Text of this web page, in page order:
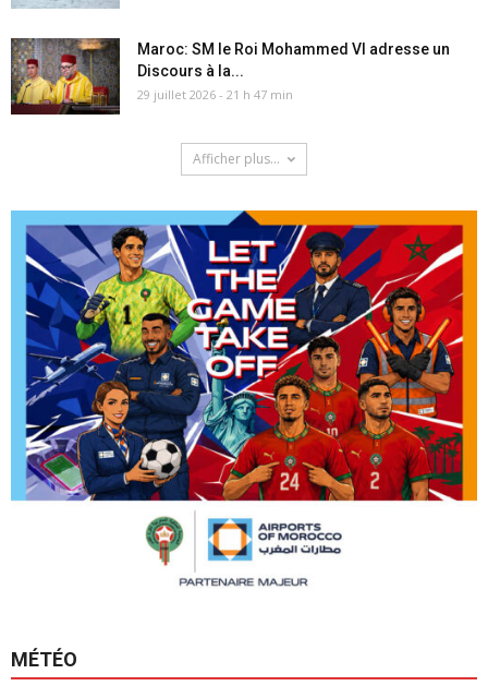
Maroc: SM le Roi Mohammed VI adresse un
Discours à la...
29 juillet 2026 - 21 h 47 min
Afficher plus...
MÉTÉO